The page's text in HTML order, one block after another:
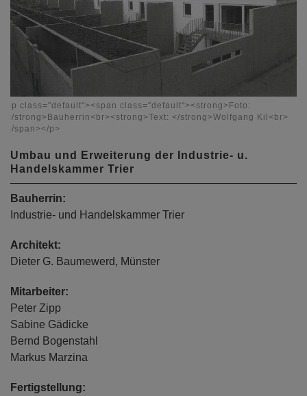
<p class="default"><span class="default"><strong>Foto:
</strong>Bauherrin<br><strong>Text: </strong>Wolfgang Kil<br>
</span></p>
Umbau und Erweiterung der Industrie- u.
Handelskammer Trier
Bauherrin:
Industrie- und Handelskammer Trier
Architekt:
Dieter G. Baumewerd, Münster
Mitarbeiter:
Peter Zipp
Sabine Gädicke
Bernd Bogenstahl
Markus Marzina
Fertigstellung: